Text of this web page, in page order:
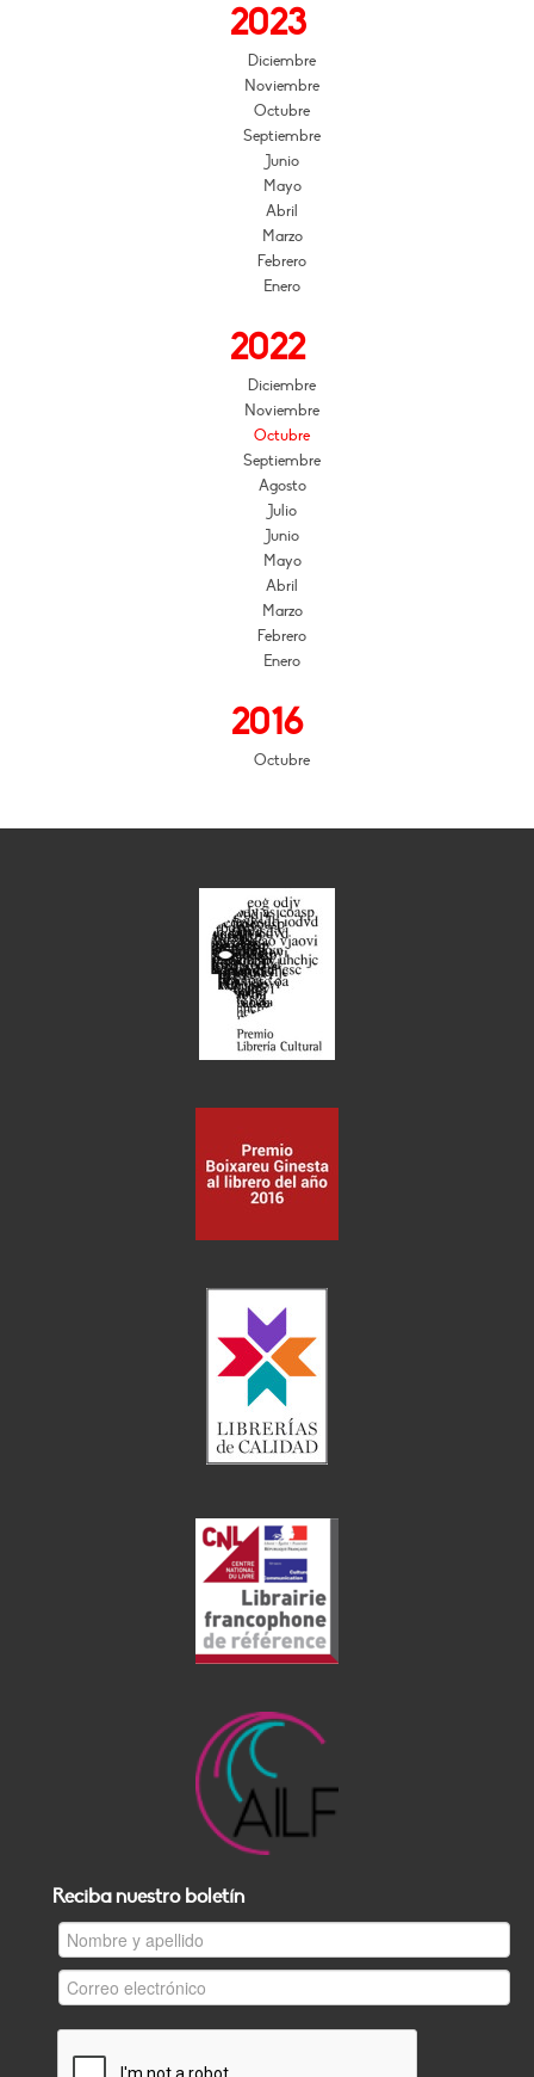
2023
Diciembre
Noviembre
Octubre
Septiembre
Junio
Mayo
Abril
Marzo
Febrero
Enero
2022
Diciembre
Noviembre
Octubre
Septiembre
Agosto
Julio
Junio
Mayo
Abril
Marzo
Febrero
Enero
2016
Octubre
Reciba nuestro boletín